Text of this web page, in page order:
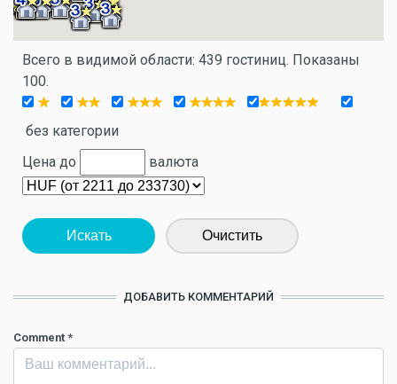
Всего в видимой области: 439 гостиниц. Показаны
100.
без категории
Цена до
валюта
Искать Очистить
ДОБАВИТЬ КОММЕНТАРИЙ
Comment *